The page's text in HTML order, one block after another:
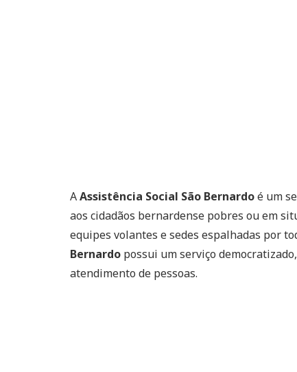
AAssistência Social São Bernardoé um
aos cidadãos bernardense pobres ou em
equipes volantes e sedes espalhadas por
Bernardo possui um serviço
atendimento de pessoas.